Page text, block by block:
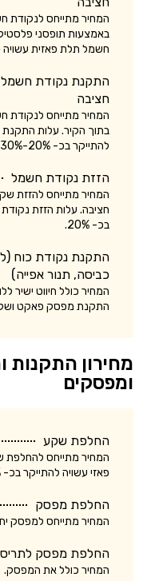
באמצעות תופסני
חשמל תלת פאזית עשויה
התקנת נקודת חשמל
חציבה
בתוך הקיר. עלות
להתייקר בכ- 20%-30%.
הזזת נקודת חשמל
חציבה. עלות הזזת
בכ- 20%.
התקנת נקודת כוח
כביסה, תנור אפייה)
המחיר כולל חיווט
התקנת מפסק פאקט
מחירון התקנות
ומפסקים
החלפת שקע
המחיר מתייחס
פאזי עשויה להתייקר בכ- 40%.
החלפת מפסק
המחיר מתייחס למפסק
החלפת מפסק
המחיר כולל את המפסק.